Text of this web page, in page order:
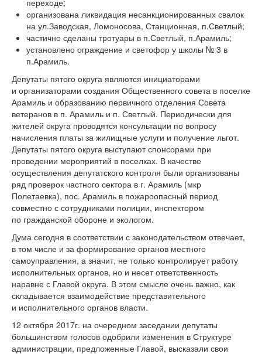
организована ликвидация несанкционированных свалок
на ул.Заводская, Ломоносова, Станционная, п.Светлый;
частично сделаны тротуары в п.Светлый, п.Арамиль;
установлено ограждение и светофор у школы № 3 в
п.Арамиль.
Депутаты пятого округа являются инициаторами
и организаторами создания Общественного совета в поселке
Арамиль и образованию первичного отделения Совета
ветеранов в п. Арамиль и п. Светлый. Периодически для
жителей округа проводятся консультации по вопросу
начисления платы за жилищные услуги и получение льгот.
Депутаты пятого округа выступают спонсорами при
проведении мероприятий в поселках. В качестве
осуществления депутатского контроля были организованы
ряд проверок частного сектора в г. Арамиль (мкр
Полетаевка), пос. Арамиль в пожароопасный период
совместно с сотрудниками полиции, инспектором
по гражданской обороне и экологом.
Дума сегодня в соответствии с законодательством отвечает,
в том числе и за формирование органов местного
самоуправления, а значит, не только контролирует работу
исполнительных органов, но и несет ответственность
наравне с Главой округа. В этом смысле очень важно, как
складывается взаимодействие представительного
и исполнительного органов власти.
12 октября 2017г. на очередном заседании депутаты
большинством голосов одобрили изменения в Структуре
администрации, предложенные Главой, высказали свои